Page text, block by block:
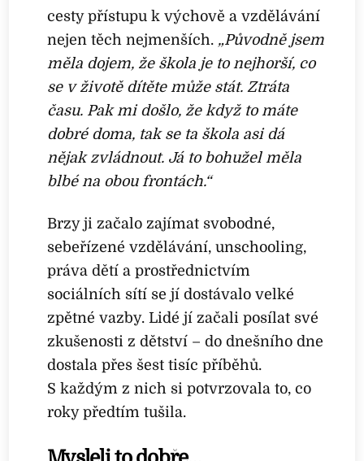
cesty přístupu k výchově a vzdělávání
nejen těch nejmenších. „Původně jsem
měla dojem, že škola je to nejhorší, co
se v životě dítěte může stát. Ztráta
času. Pak mi došlo, že když to máte
dobré doma, tak se ta škola asi dá
nějak zvládnout. Já to bohužel měla
blbé na obou frontách.“
Brzy ji začalo zajímat svobodné,
sebeřízené vzdělávání, unschooling,
práva dětí a prostřednictvím
sociálních sítí se jí dostávalo velké
zpětné vazby. Lidé jí začali posílat své
zkušenosti z dětství – do dnešního dne
dostala přes šest tisíc příběhů.
S každým z nich si potvrzovala to, co
roky předtím tušila.